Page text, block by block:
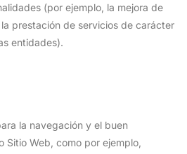
(por ejemplo, la mejora de
prestación de servicios de carácter
entidades).
la navegación y el buen
Sitio Web, como por ejemplo,